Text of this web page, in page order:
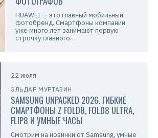
HUAWEI — это главный мобильный
фотобренд. Смартфоны компании
уже много лет занимают первую
строчку главного…
22 июля
ЭЛЬДАР МУРТАЗИН
SAMSUNG UNPACKED 2026. ГИБКИЕ
СМАРТФОНЫ Z FOLD8, FOLD8 ULTRA,
FLIP8 И УМНЫЕ ЧАСЫ
Смотрим на новинки от Samsung, умные